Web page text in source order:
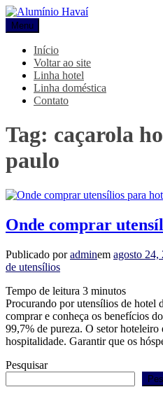
Pular
para
o
conteúdo
Alumínio Havaí
Blog Alumínio Havaí
Menu
Início
Voltar ao site
Linha hotel
Linha doméstica
Contato
Tag: caçarola
paulo
Onde comprar
Publicado poradminem agosto 24,
de utensílios
Tempo de leitura 3 minutos
Procurando por utensílios de hotel
comprar e conheça os benefícios
99,7% de pureza. O setor
hospitalidade. Garantir que os
Pesquisar